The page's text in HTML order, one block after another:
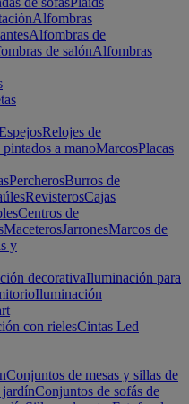
Alfombras
Alfombras de
de salónAlfombras
Relojes de
a manoMarcosPlacas
PercherosBurros de
RevisterosCajas
Centros de
MaceterosJarronesMarcos de
y
decorativaIluminación para
Iluminación
con rielesCintas Led
Conjuntos de mesas y sillas de
jardínConjuntos de sofás de